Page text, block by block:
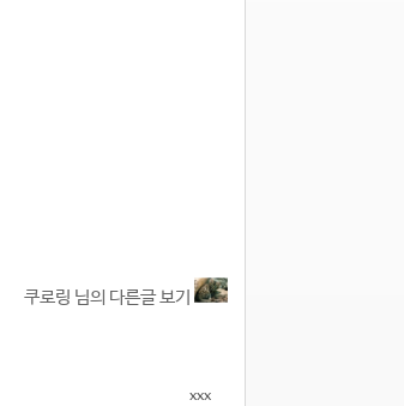
쿠로링 님의 다른글 보기
xxx